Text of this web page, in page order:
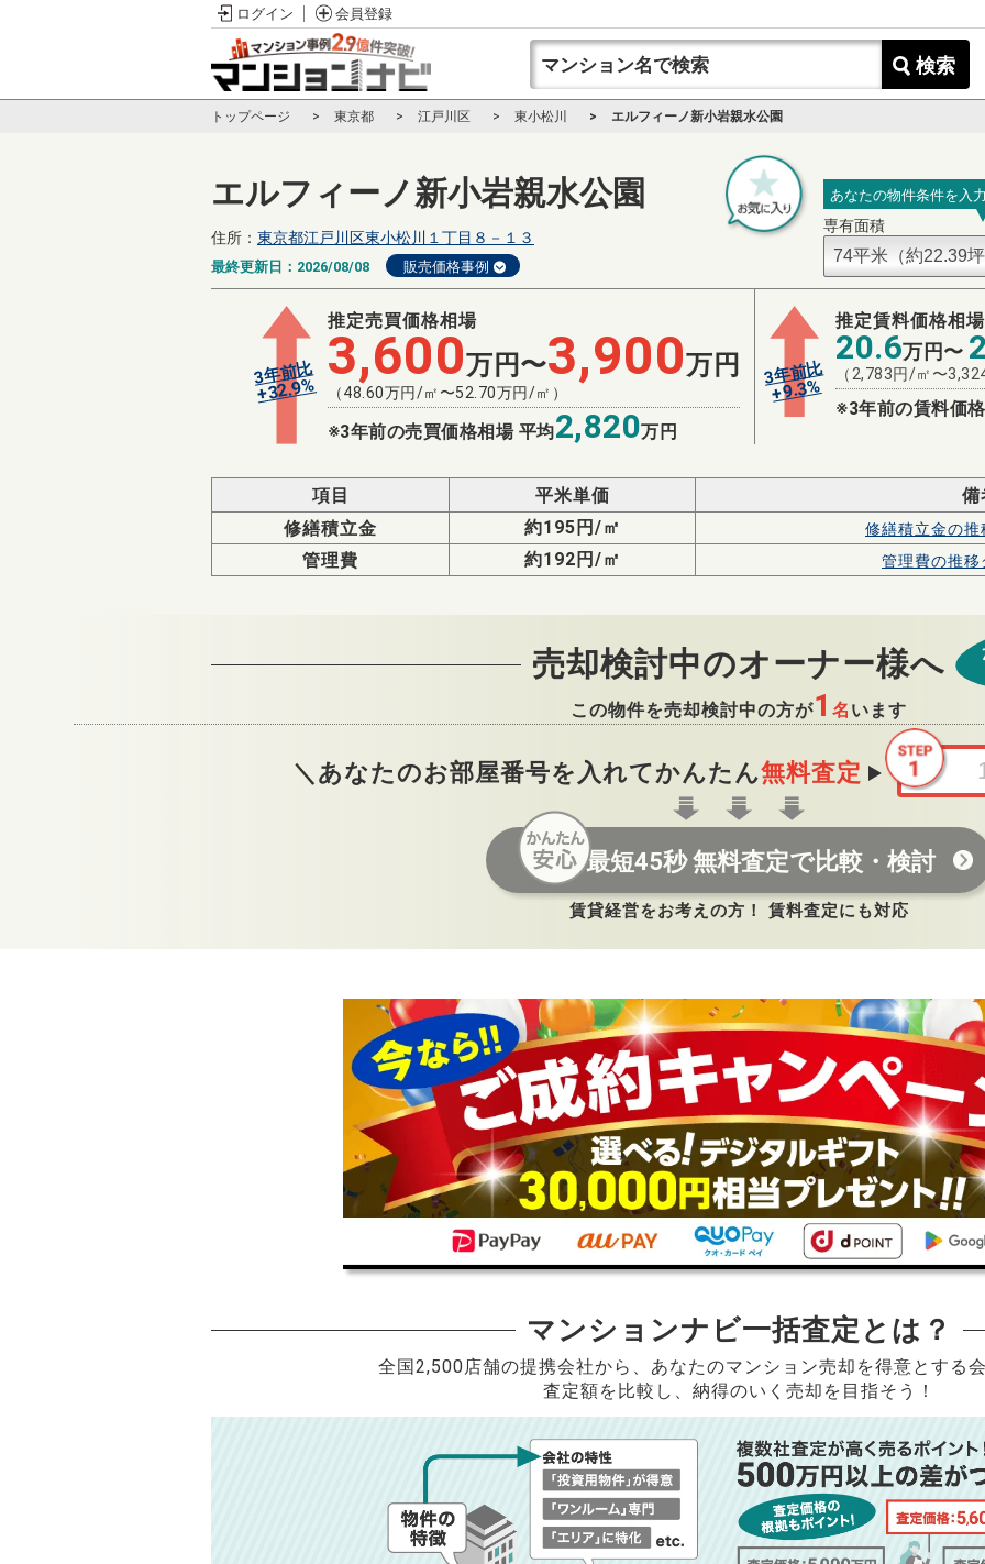
ログイン 会員登録
検索
トップページ 東京都 江戸川区 東小松川 エルフィーノ新小岩親水公園
エルフィーノ新小岩親水公園
住所： 東京都江戸川区東小松川１丁目８－１３
最終更新日： 2026/08/08 販売価格事例
あなたの物件条件を入
専有面積
3年前比
+32.9%
推定売買価格相場
3,600万円〜3,900万円
（48.60万円/㎡〜52.70万円/㎡）
※3年前の売買価格相場 平均2,820万円
3年前比
+9.3%
推定賃料価格相場
20.6万円〜
（ 2,783円/㎡〜
※3年前の賃料価
項目 平米単価
備
修繕積立金
約195円/㎡ 修繕積立金の推
管理費 約192円/㎡ 管理費の推移
売却検討中のオーナー様へ
この物件を売却検討中の方が1 名 います
＼あなたのお部屋番号を入れてかんたん無料査定
最短45秒 無料査定で比較・検討
賃貸経営をお考えの方！ 賃料査定にも対応
マンションナビ一括査定とは？
全国2,500店舗の提携会社から、 あなたのマンション売却を得意とする
査定額を比較し、納得のいく売却を目指そう！